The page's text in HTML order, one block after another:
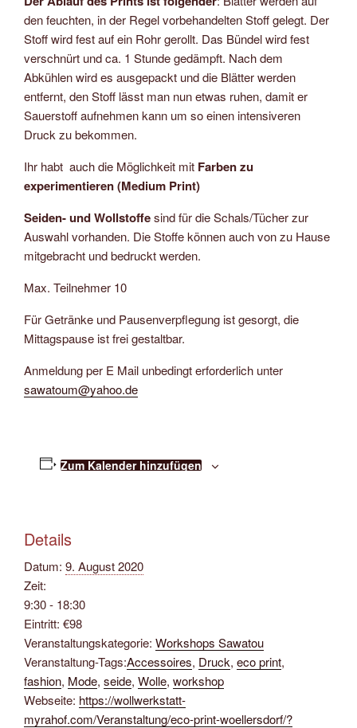
den feuchten, in der Regel vorbehandelten Stoff gelegt. Der
Stoff wird fest auf ein Rohr gerollt. Das Bündel wird fest
verschnürt und ca. 1 Stunde gedämpft. Nach dem
Abkühlen wird es ausgepackt und die Blätter werden
entfernt, den Stoff lässt man nun etwas ruhen, damit er
Sauerstoff aufnehmen kann um so einen intensiveren
Druck zu bekommen.
Ihr habt auch die Möglichkeit mit Farben zu
experimentieren (Medium Print)
Seiden- und Wollstoffesind für die Schals/Tücher zur
Auswahl vorhanden. Die Stoffe können auch von zu Hause
mitgebracht und bedruckt werden.
Max. Teilnehmer 10
Für Getränke und Pausenverpflegung ist gesorgt, die
Mittagspause ist frei gestaltbar.
Anmeldung per E Mail unbedingt erforderlich unter
sawatoum@yahoo.de
Zum Kalender hinzufügen
Details
Datum: 9. August 2020
Zeit:
9:30 - 18:30
Eintritt: €98
Veranstaltungskategorie: Workshops Sawatou
Veranstaltung-Tags:Accessoires, Druck, eco print,
fashion, Mode, seide, Wolle, workshop
Webseite: https://wollwerkstatt-
myrahof.com/Veranstaltung/eco-print-woellersdorf/?